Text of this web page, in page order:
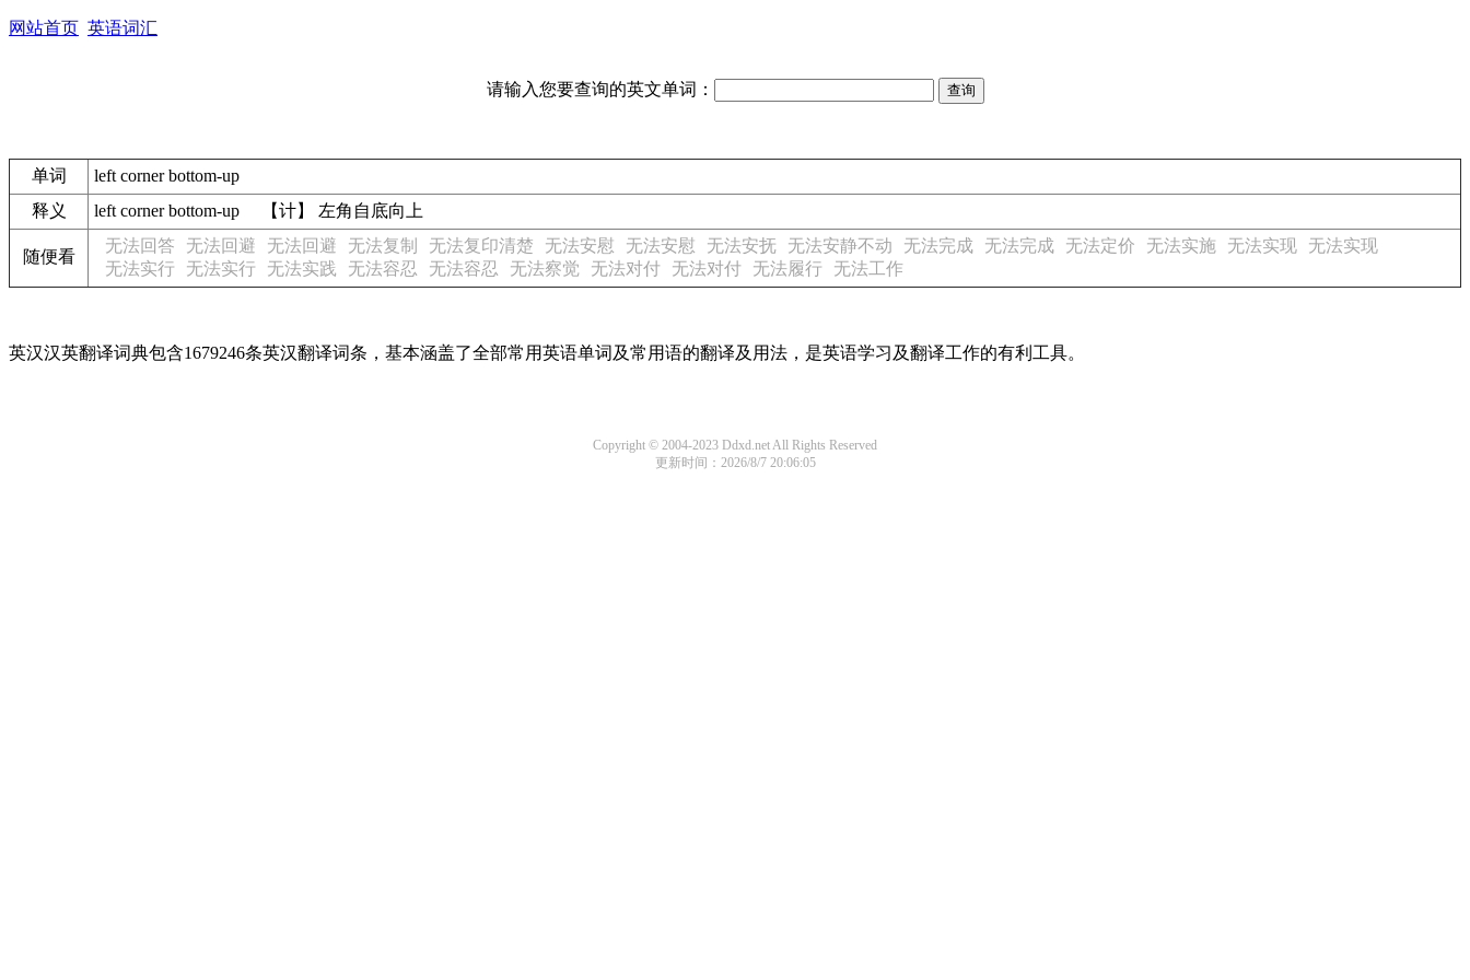
网站首页 英语词汇
请输入您要查询的英文单词：
单词
left corner bottom-up
释义
left corner bottom-up 【计】 左角自底向上
随便看
无法回答 无法回避 无法回避 无法复制 无法复印清楚 无法安慰 无法安慰 无法安抚 无法安静不动 无法完成 无法完成 无法定价 无法实施 无法实现
无法实现
无法实行
无法实行 无法实践 无法容忍 无法容忍 无法察觉 无法对付 无法对付 无法履行 无法工作
英汉汉英翻译词典包含1679246条英汉翻译词条，基本涵盖了全部常用英语单词及常用语的翻译及用法，是英语学习及翻译工作的有利工具。
Copyright © 2004-2023 Ddxd.net All Rights Reserved
更新时间：2026/8/7 20:06:05